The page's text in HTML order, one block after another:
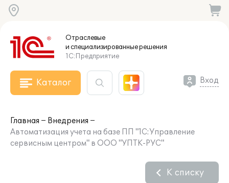
Отраслевые
и специализированныерешения
1С:Предприятие
Каталог Вход
Главная
Внедрения
Автоматизация учета на базе ПП "1С:Управление
сервисным центром" в ООО "УПТК-РУС"
К списку